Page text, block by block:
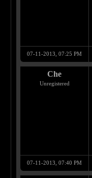
07-11-2013, 07:25 PM
Che
Unregistered
07-11-2013, 07:40 PM